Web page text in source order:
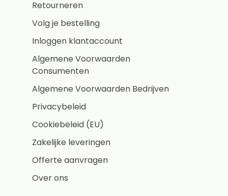
Retourneren
Volg je bestelling
Inloggen klantaccount
Algemene Voorwaarden
Consumenten
Algemene Voorwaarden Bedrijven
Privacybeleid
Cookiebeleid (EU)
Zakelijke leveringen
Offerte aanvragen
Over ons